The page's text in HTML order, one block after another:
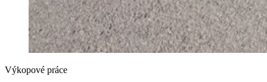
Výkopové práce